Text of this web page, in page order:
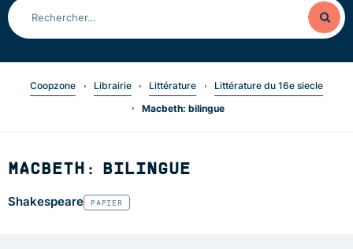
Coopzone Librairie Littérature
Littérature du 16e siecle
Macbeth: bilingue
MACBETH: BILINGUE
Shakespeare PAPIER